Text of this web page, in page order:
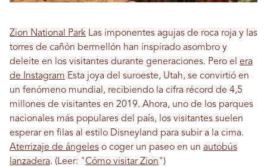
Zion National Park Las imponentes agujas de roca roja y las
torres de cañón bermellón han inspirado asombro y
deleite en los visitantes durante generaciones. Pero el era
de Instagram Esta joya del suroeste, Utah, se convirtió en
un fenómeno mundial, recibiendo la cifra récord de 4,5
millones de visitantes en 2019. Ahora, uno de los parques
nacionales más populares del país, los visitantes suelen
esperar en filas al estilo Disneyland para subir a la cima.
Aterrizaje de ángeles o coger un paseo en un autobús
lanzadera. (Leer: "Cómo visitar Zion")